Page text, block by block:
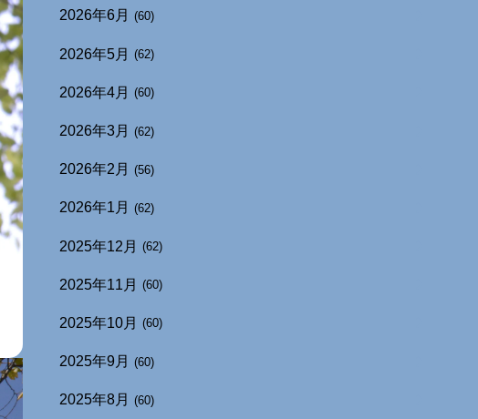
2026年6月 (60)
2026年5月 (62)
2026年4月 (60)
2026年3月 (62)
2026年2月 (56)
2026年1月 (62)
2025年12月 (62)
2025年11月 (60)
2025年10月 (60)
2025年9月 (60)
2025年8月 (60)